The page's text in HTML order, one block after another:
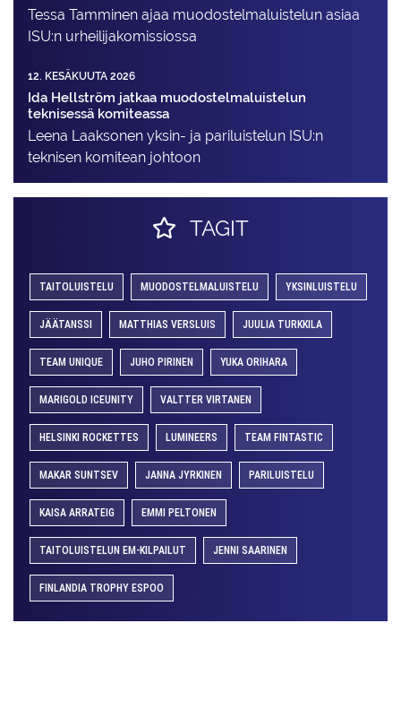
Tessa Tamminen ajaa muodostelma­luistelun asiaa
ISU:n urheilija­komissiossa
12. KESÄKUUTA 2026
Ida Hellström jatkaa muodostelmaluistelun
teknisessä komiteassa
Leena Laaksonen yksin- ja pariluistelun ISU:n
teknisen komitean johtoon
TAGIT
TAITOLUISTELU MUODOSTELMALUISTELU YKSINLUISTELU
JÄÄTANSSI MATTHIAS VERSLUIS JUULIA TURKKILA
TEAM UNIQUE JUHO PIRINEN YUKA ORIHARA
MARIGOLD ICEUNITY VALTTER VIRTANEN
HELSINKI ROCKETTES LUMINEERS TEAM FINTASTIC
MAKAR SUNTSEV JANNA JYRKINEN PARILUISTELU
KAISA ARRATEIG EMMI PELTONEN
TAITOLUISTELUN EM-KILPAILUT JENNI SAARINEN
FINLANDIA TROPHY ESPOO